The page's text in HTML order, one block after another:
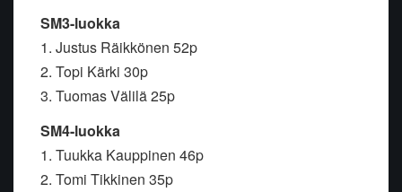
SM3-luokka
1. Justus Räikkönen 52p
2. Topi Kärki 30p
3. Tuomas Välilä 25p
SM4-luokka
1. Tuukka Kauppinen 46p
2. Tomi Tikkinen 35p